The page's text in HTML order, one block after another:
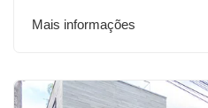
Mais informações